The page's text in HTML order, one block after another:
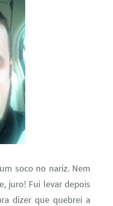
soco no nariz. Nem
juro! Fui levar depois
dizer que quebrei a